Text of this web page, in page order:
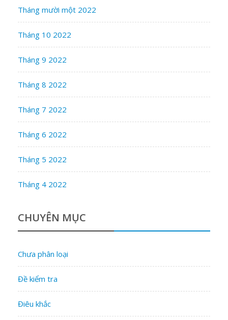
Tháng mười một 2022
Tháng 10 2022
Tháng 9 2022
Tháng 8 2022
Tháng 7 2022
Tháng 6 2022
Tháng 5 2022
Tháng 4 2022
CHUYÊN MỤC
Chưa phân loại
Đề kiểm tra
Điêu khắc